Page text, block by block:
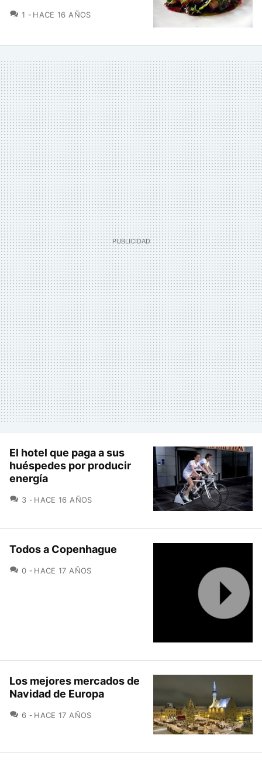
1 COMENTARIOS
HACE 16 AÑOS
El hotel que paga a sus
huéspedes por producir
energía
3 COMENTARIOS
HACE 16 AÑOS
Todos a Copenhague
0 COMENTARIOS
HACE 17 AÑOS
Los mejores mercados de
Navidad de Europa
6 COMENTARIOS
HACE 17 AÑOS